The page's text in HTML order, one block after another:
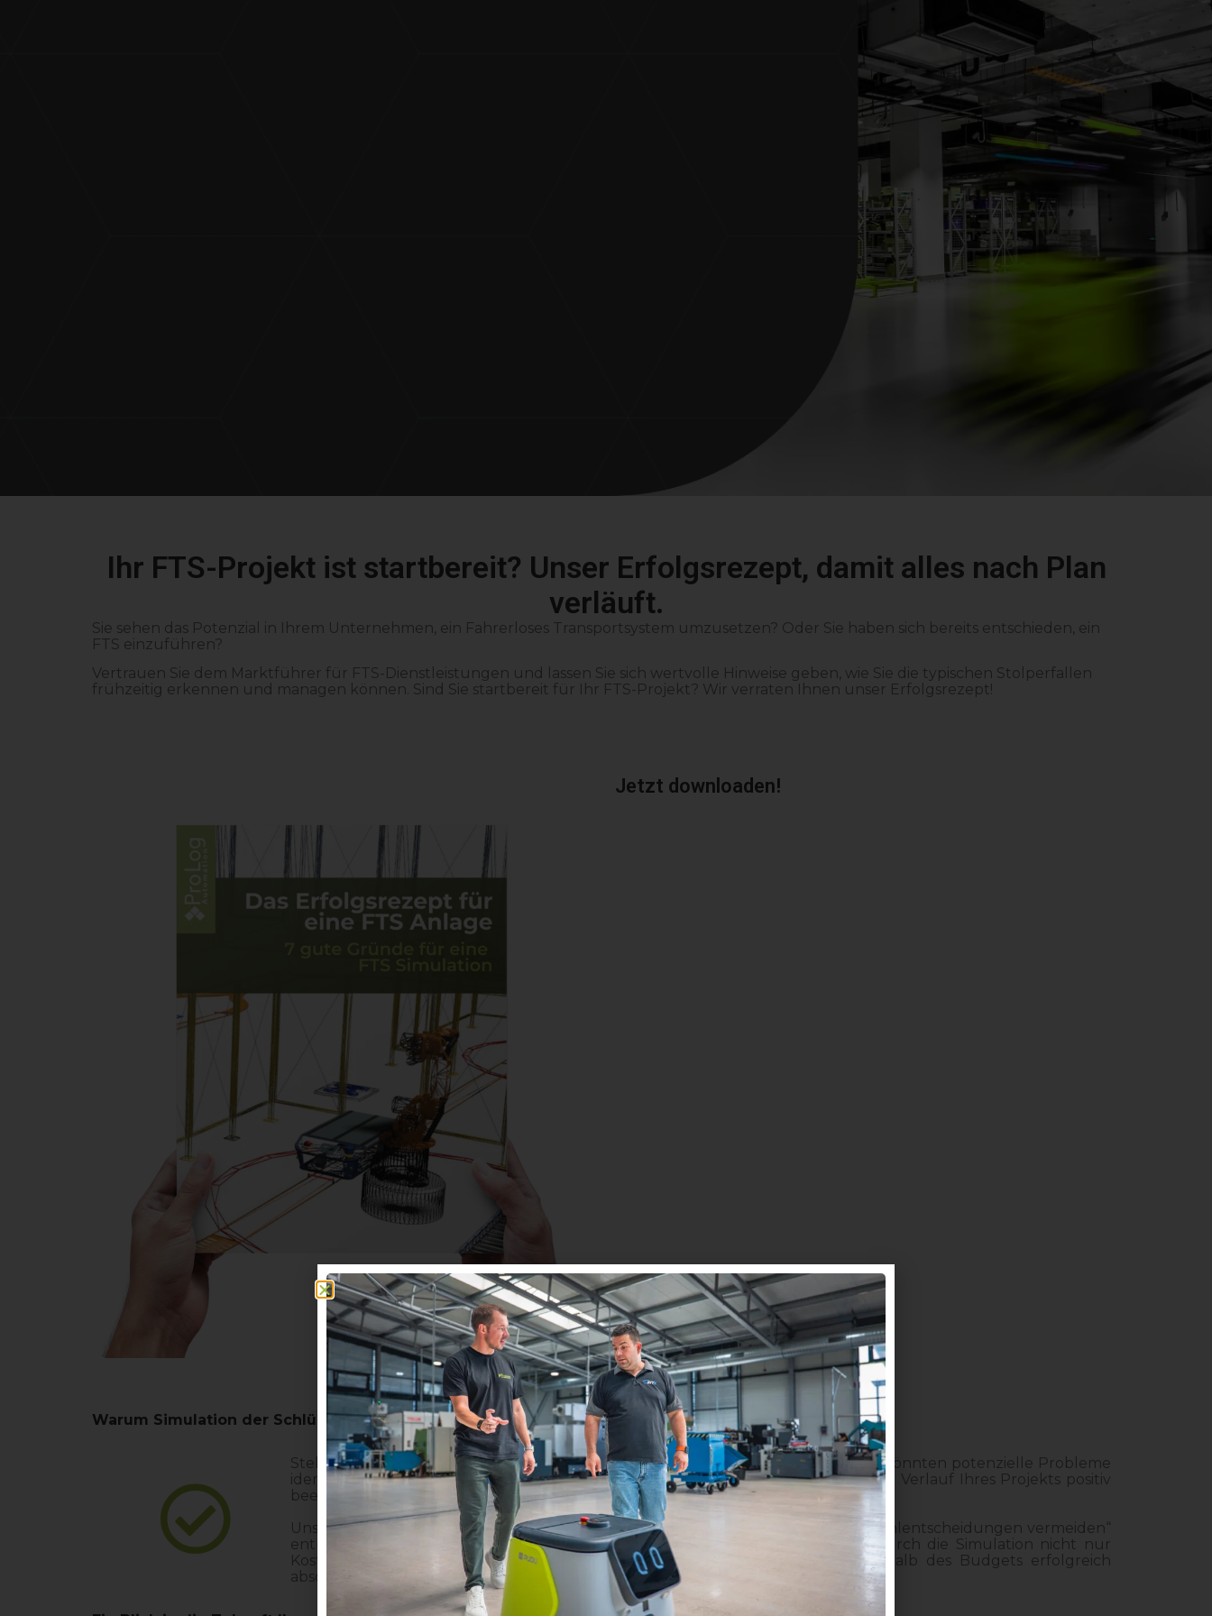
Ihr FTS-Projekt ist startbereit? Unser Erfolgsrezept, damit alles nach Plan
verläuft.
Sie sehen das Potenzial in Ihrem Unternehmen, ein Fahrerloses Transportsystem umzusetzen? Oder Sie haben sich bereits entschieden, ein
FTS einzuführen?
Vertrauen Sie dem Marktführer für FTS-Dienstleistungen und lassen Sie sich wertvolle Hinweise geben, wie Sie die typischen Stolperfallen
frühzeitig erkennen und managen können. Sind Sie startbereit für Ihr FTS-Projekt? Wir verraten Ihnen unser Erfolgsrezept!
Jetzt downloaden!
Warum Simulation der Schlüssel zu Ihrem Projekterfolg ist
Stellen Sie sich vor, Sie könnten die Zukunft Ihres FTS-Projekts vorhersagen. Sie könnten potenzielle Probleme
identifizieren, bevor sie auftreten, und fundierte Entscheidungen treffen, die den Verlauf Ihres Projekts positiv
beeinflussen. Genau das ermöglicht Ihnen eine FTS-Simulation.
Unser Whitepaper „Erfolgsgeheimnis FTS-Simulation: So können Sie ärgerliche Fehlentscheidungen vermeiden“
enthüllt die Macht der Simulation für Ihr Projekt. Wir zeigen Ihnen, wie Sie durch die Simulation nicht nur
Kosten sparen, sondern auch Ihre Zeitpläne einhalten und Ihr Projekt innerhalb des Budgets erfolgreich
abschließen können.